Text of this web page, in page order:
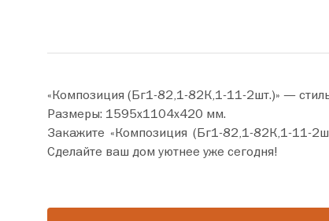
«Композиция (Бг1-82,1-82К,1-11-2шт.)» —
Размеры: 1595х1104х420 мм.
Закажите «Композиция (Бг1-82,1-82К,1-11-2шт.)» прямо сейчас по цене от 47
Сделайте ваш дом уютнее уже сегодня!